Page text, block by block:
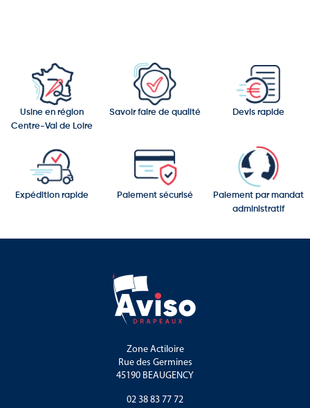
Usine en région
Centre-Val de Loire
Savoir faire de qualité Devis rapide
Expédition rapide Paiement sécurisé
Paiement par mandat
administratif
Zone Actiloire
Rue des Germines
45190 BEAUGENCY
02 38 83 77 72